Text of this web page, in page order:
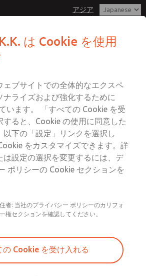
アジア
ログイン
サインアップ
＆ダウンロード
セサリーの3D CADモデルをお探しな
ンライブラリーで簡単に入手すること
索フィールドにモデルナンバーを入力
ファイルタイプに対応するため、多数
ダウンロード可能です。お探しのもの
して、ご連絡下さい。
は Cookie を使用
ェブサイトでの全体的なエクスペ
ナライズおよび強化するために
います。 「すべての Cookie を受
すると、Cookie の使用に同意した
以下の「設定」リンクを選択し
をカスタマイズできます。詳
は設定の選択を変更するには、デ
ポリシーの Cookie セクションを
者: 当社のプライバシー ポリシーのカリフォ
権セクションを確認してください。
の Cookie を受け入れる